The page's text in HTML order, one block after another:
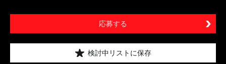
応募する
検討中リストに保存